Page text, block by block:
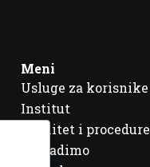
Meni
Usluge za korisnike
Institut
Kvalitet i procedure
Šta radimo